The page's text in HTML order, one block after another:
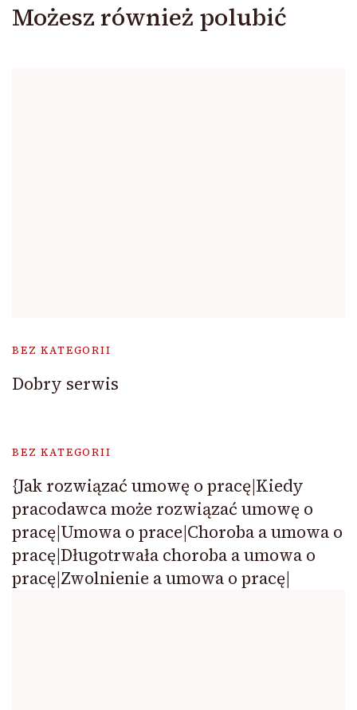
Możesz również polubić
BEZ KATEGORII
Dobry serwis
BEZ KATEGORII
{Jak rozwiązać umowę o pracę|Kiedy
pracodawca może rozwiązać umowę o
pracę|Umowa o prace|Choroba a umowa o
pracę|Długotrwała choroba a umowa o
pracę|Zwolnienie a umowa o pracę|